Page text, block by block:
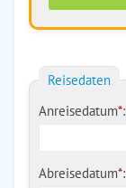
Reisedaten
Anreisedatum*:
Abreisedatum*: